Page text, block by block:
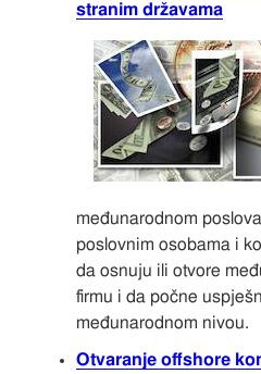
stranim državama
međunarodnom
poslovnim osobama i
da osnuju ili otvore
firmu i da počne
međunarodnom nivou.
Otvaranje offshore